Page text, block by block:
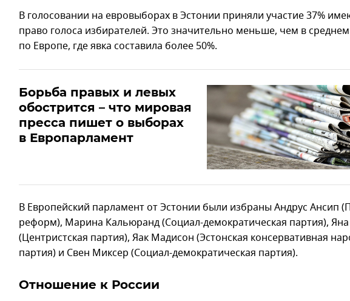
В голосовании на евровыборах в Эстонии приняли участие 37%
право голоса избирателей. Это значительно меньше, чем в среднем
по Европе, где явка составила более 50%.
Борьба правых и левых
обострится – что мировая
пресса пишет о выборах
в Европарламент
В Европейский парламент от Эстонии были избраны Андрус Ансип
реформ), Марина Кальюранд (Социал-демократическая партия),
(Центристская партия), Яак Мадисон (Эстонская консервативная
партия) и Свен Миксер (Социал-демократическая партия).
Отношение к России